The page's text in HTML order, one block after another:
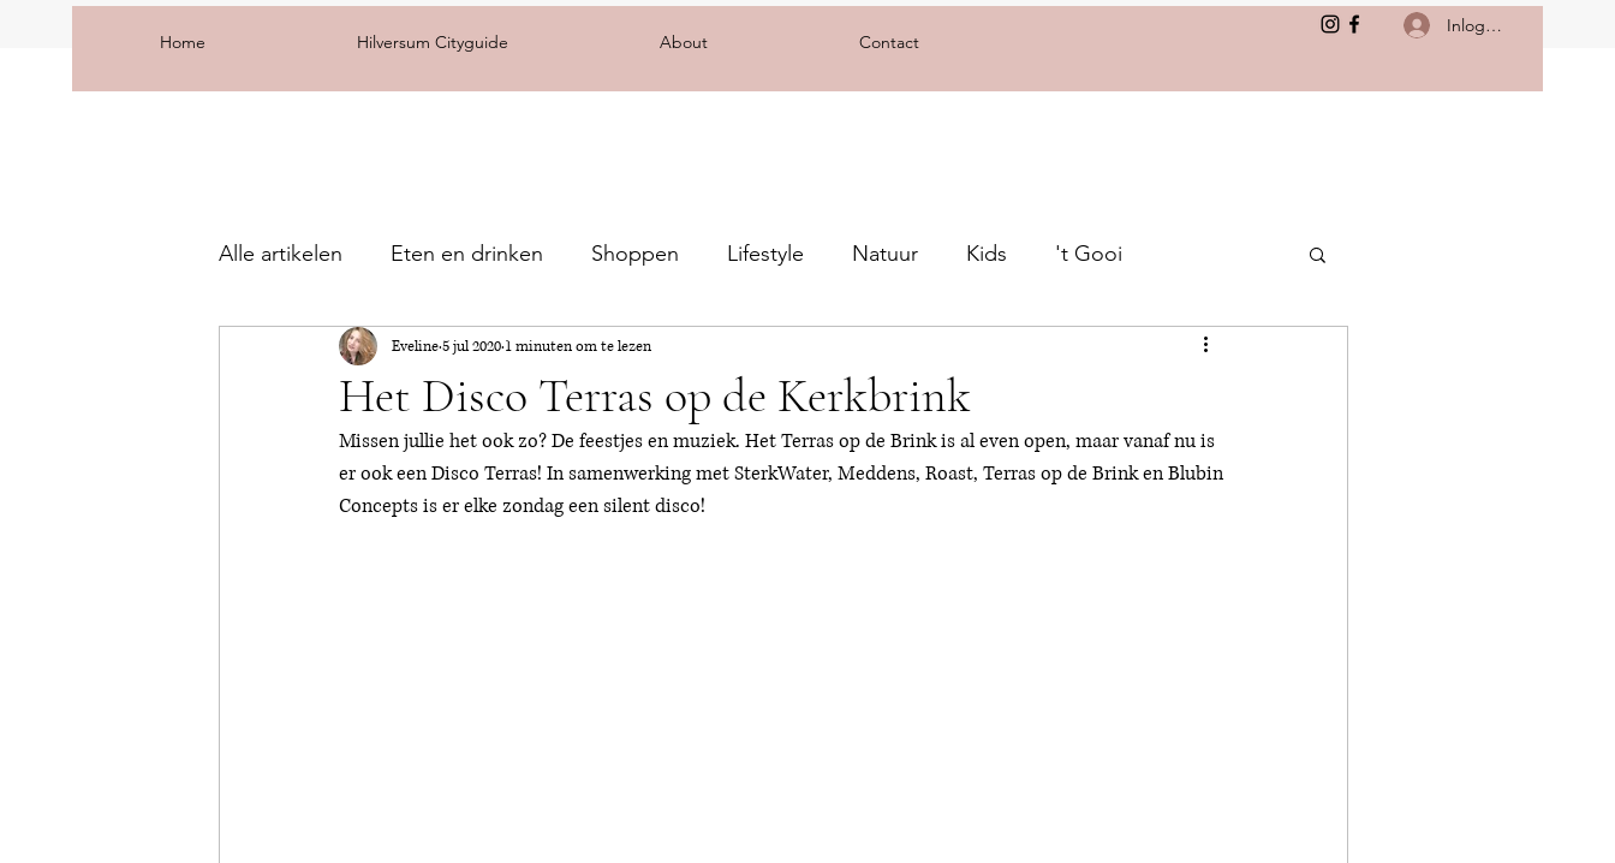
Home Hilversum Cityguide About Contact
Inloggen
Alle artikelen Eten en drinken Shoppen Lifestyle Natuur Kids 't Gooi
Het Disco Terras op de Kerkbrink
Eveline5 jul 2020 1 minuten om te lezen
Missen jullie het ook zo? De feestjes en muziek. Het Terras op de Brink is al even open, maar vanaf nu is
er ook een Disco Terras! In samenwerking met SterkWater, Meddens, Roast, Terras op de Brink en Blubin
Concepts is er elke zondag een silent disco!